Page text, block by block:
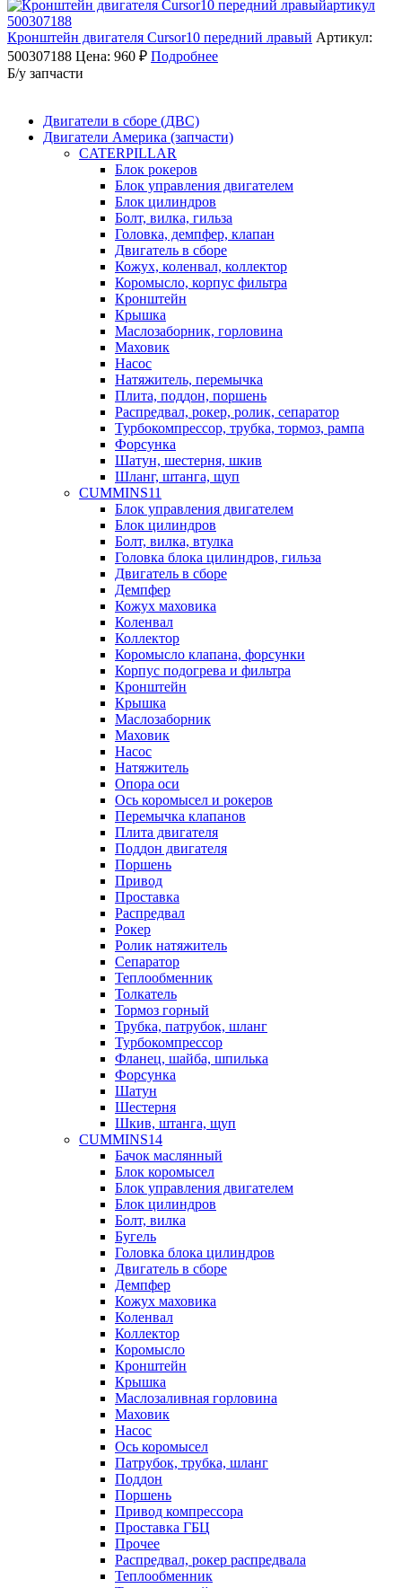
Кронштейн двигателя Cursor10 передний лравый Артикул:
500307188 Цена: 960 ₽ Подробнее
Б/у запчасти
Двигатели в сборе (ДВС)
Двигатели Америка (запчасти)
CATERPILLAR
Блок рокеров
Блок управления двигателем
Блок цилиндров
Болт, вилка, гильза
Головка, демпфер, клапан
Двигатель в сборе
Кожух, коленвал, коллектор
Коромысло, корпус фильтра
Кронштейн
Крышка
Маслозаборник, горловина
Маховик
Насос
Натяжитель, перемычка
Плита, поддон, поршень
Распредвал, рокер, ролик, сепаратор
Турбокомпрессор, трубка, тормоз, рампа
Форсунка
Шатун, шестерня, шкив
Шланг, штанга, щуп
CUMMINS11
Блок управления двигателем
Блок цилиндров
Болт, вилка, втулка
Головка блока цилиндров, гильза
Двигатель в сборе
Демпфер
Кожух маховика
Коленвал
Коллектор
Коромысло клапана, форсунки
Корпус подогрева и фильтра
Кронштейн
Крышка
Маслозаборник
Маховик
Насос
Натяжитель
Опора оси
Ось коромысел и рокеров
Перемычка клапанов
Плита двигателя
Поддон двигателя
Поршень
Привод
Проставка
Распредвал
Рокер
Ролик натяжитель
Сепаратор
Теплообменник
Толкатель
Тормоз горный
Трубка, патрубок, шланг
Турбокомпрессор
Фланец, шайба, шпилька
Форсунка
Шатун
Шестерня
Шкив, штанга, щуп
CUMMINS14
Бачок маслянный
Блок коромысел
Блок управления двигателем
Блок цилиндров
Болт, вилка
Бугель
Головка блока цилиндров
Двигатель в сборе
Демпфер
Кожух маховика
Коленвал
Коллектор
Коромысло
Кронштейн
Крышка
Маслозаливная горловина
Маховик
Насос
Ось коромысел
Патрубок, трубка, шланг
Поддон
Поршень
Привод компрессора
Проставка ГБЦ
Прочее
Распредвал, рокер распредвала
Теплообменник